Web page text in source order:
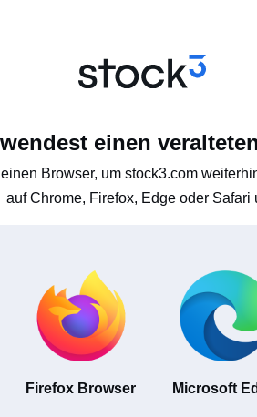
einen
Browser, um stock3.com
auf Chrome, Firefox, Edge oder Safari
Firefox Browser Microsoft